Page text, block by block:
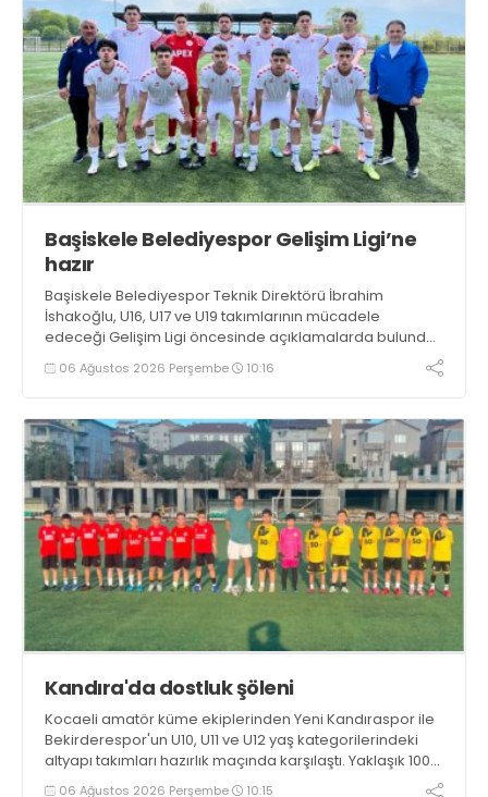
Başiskele Belediyespor Gelişim Ligi’ne
hazır
Başiskele Belediyespor Teknik Direktörü İbrahim
İshakoğlu, U16, U17 ve U19 takımlarının mücadele
edeceği Gelişim Ligi öncesinde açıklamalarda bulundu.
Genç oyuncuların gelişimine dikkat çeken İshakoğlu,
hedeflerinin sadece sonuç almak değil, Türk futboluna
06 Ağustos 2026 Perşembe 10:16
Kandıra'da dostluk şöleni
Kocaeli amatör küme ekiplerinden Yeni Kandıraspor ile
Bekirderespor'un U10, U11 ve U12 yaş kategorilerindeki
altyapı takımları hazırlık maçında karşılaştı. Yaklaşık 100
genç futbolcunun ter döktüğü maçların ardından
06 Ağustos 2026 Perşembe 10:15